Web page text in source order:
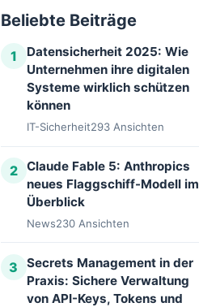
Beliebte Beiträge
1
Datensicherheit 2025: Wie
Unternehmen ihre digitalen
Systeme wirklich schützen
können
IT-Sicherheit293 Ansichten
2 Claude Fable 5: Anthropics
neues Flaggschiff-Modell im
Überblick
News230 Ansichten
3
Secrets Management in der
Praxis: Sichere Verwaltung
von API-Keys, Tokens und